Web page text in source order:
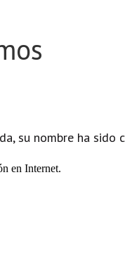
su nombre ha
en Internet.